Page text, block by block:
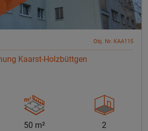
Obj. Nr. KAA115
Kaarst-Holzbüttgen
50 m² 2